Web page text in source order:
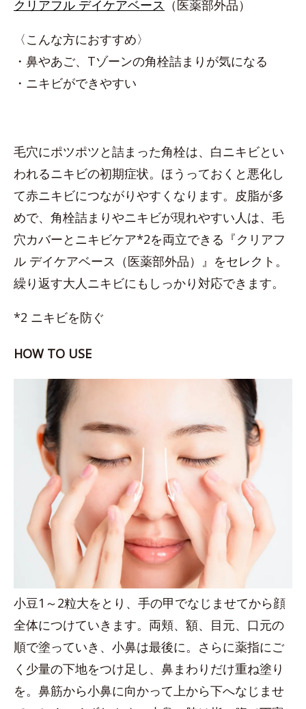
クリアフル デイケアベース （医薬部外品）
〈こんな方におすすめ〉
・鼻やあご、Tゾーンの角栓詰まりが気になる
・ニキビができやすい
毛穴にポツポツと詰まった角栓は、白ニキビとい
われるニキビの初期症状。ほうっておくと悪化し
て赤ニキビにつながりやすくなります。皮脂が多
めで、角栓詰まりやニキビが現れやすい人は、毛
穴カバーとニキビケア*2を両立できる『クリアフ
ル デイケアベース（医薬部外品）』をセレクト。
繰り返す大人ニキビにもしっかり対応できます。
*2 ニキビを防ぐ
HOW TO USE
小豆1～2粒大をとり、手の甲でなじませてから顔
全体につけていきます。両頬、額、目元、口元の
順で塗っていき、小鼻は最後に。さらに薬指にご
く少量の下地をつけ足し、鼻まわりだけ重ね塗り
を。鼻筋から小鼻に向かって上から下へなじませ